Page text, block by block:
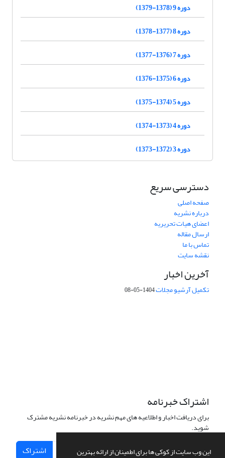
این وب سایت از کوکی ها برای اطمینان از ارائه بهترین
دوره 9 (1378-1379)
دوره 8 (1377-1378)
دوره 7 (1376-1377)
دوره 6 (1375-1376)
دوره 5 (1374-1375)
دوره 4 (1373-1374)
دوره 3 (1372-1373)
دسترسی سریع
صفحه اصلی
درباره نشریه
اعضای هیات تحریریه
ارسال مقاله
تماس با ما
نقشه سایت
آخرین اخبار
تکمیل آرشیو مجلات1404-05-08
اشتراک خبرنامه
برای دریافت اخبار و اطلاعیه های مهم نشریه در خبرنامه نشریه مشترک
شوید.
اشتراک